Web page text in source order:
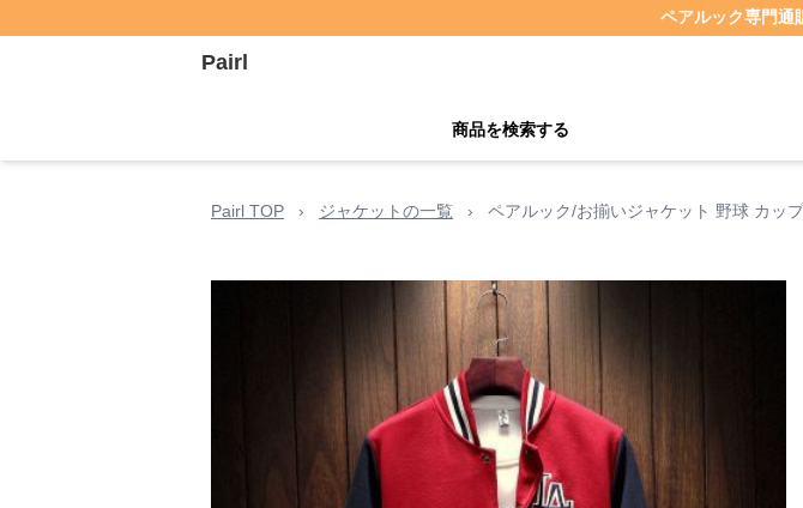
ペアルック専門通
Pairl
商品を検索する
Pairl TOP › ジャケットの一覧 › ペアルック/お揃いジャケット 野球 カッ